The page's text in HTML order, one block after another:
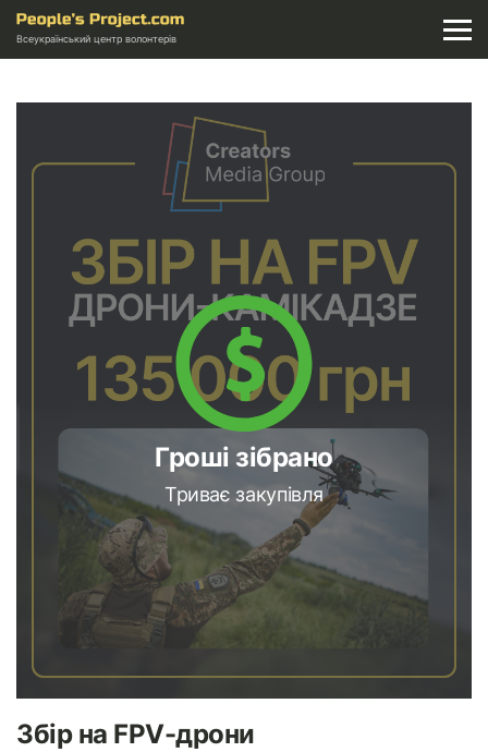
Всеукраїнський центр волонтерів
Гроші зібрано
Триває закупівля
Збір на FPV-дрони